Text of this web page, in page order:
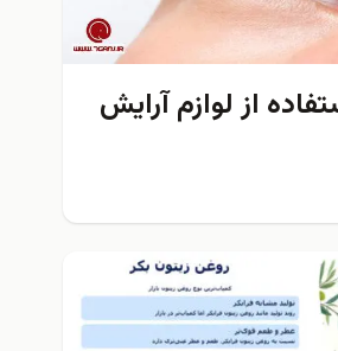
از لوازم آرایش